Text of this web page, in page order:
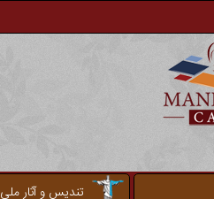
تندیس و آثار ملی